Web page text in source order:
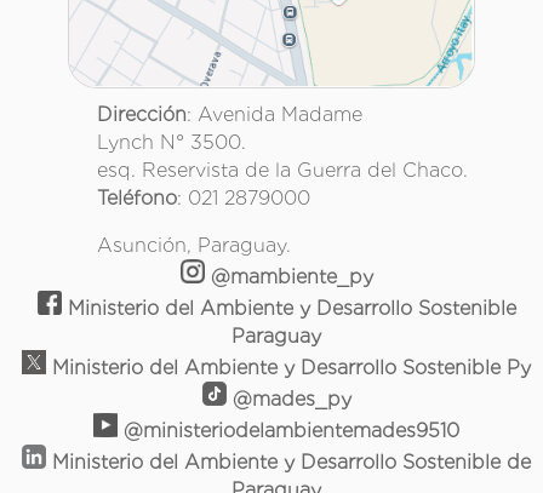
Dirección: Avenida Madame
Lynch N° 3500.
esq. Reservista de la Guerra del Chaco.
Teléfono: 021 2879000
Asunción, Paraguay.
@mambiente_py
Ministerio del Ambiente y Desarrollo Sostenible
Paraguay
Ministerio del Ambiente y Desarrollo Sostenible Py
@mades_py
@ministeriodelambientemades9510
Ministerio del Ambiente y Desarrollo Sostenible de